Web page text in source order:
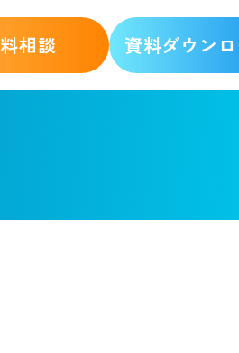
相談 資料ダウン